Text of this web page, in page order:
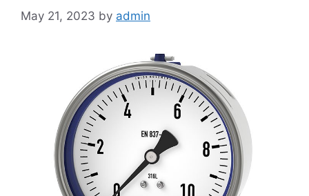
May 21, 2023 by admin